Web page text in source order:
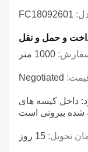
FC18092601
و حمل و نقل
سفارش: 1000 متر
Negotiated
داخل کیسه های
شده بیرونی است
تحویل: 15 روز